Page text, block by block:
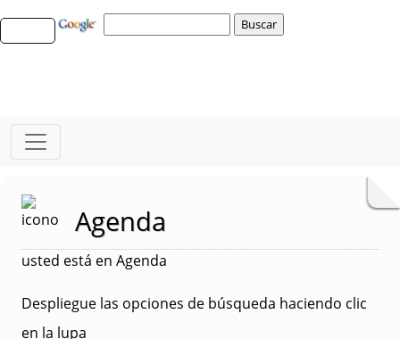
Agenda
usted está en Agenda
Despliegue las opciones de búsqueda haciendo clic
en la lupa